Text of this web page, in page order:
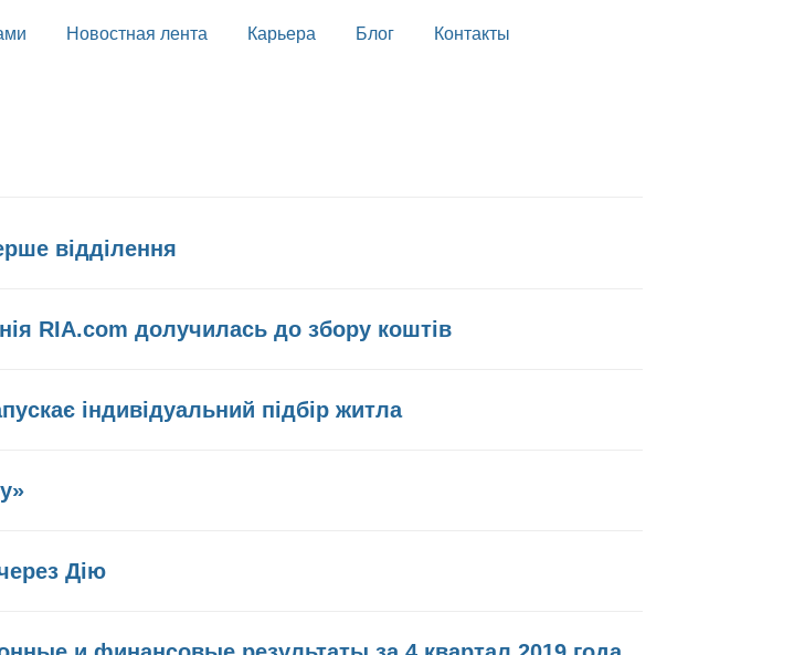
Новостная лента Карьера Блог Контакты
відділення
RIA.com долучилась до збору коштів
індивідуальний підбір житла
Дію